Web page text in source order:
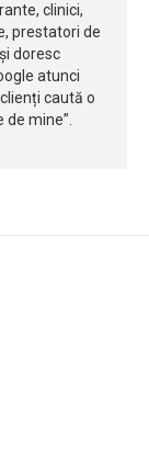
clinici,
prestatori de
doresc
atunci
caută o
de mine”.